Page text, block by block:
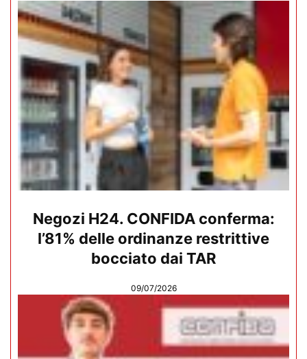
Negozi H24. CONFIDA conferma:
l’81% delle ordinanze restrittive
bocciato dai TAR
09/07/2026